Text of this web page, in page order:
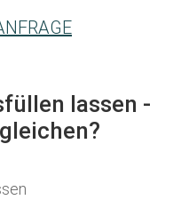
lassen -